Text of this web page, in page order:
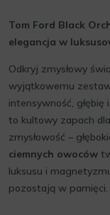
Tom Ford Black
elegancja w
Odkryj zmysłowy
wyjątkowemu
intensywność,
to kultowy zapach
zmysłowość –
ciemnych owoców
luksusu i
pozostają w pamięci.